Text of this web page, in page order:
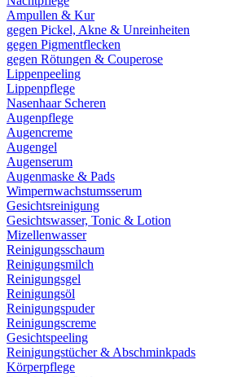
Ampullen & Kur
gegen Pickel, Akne & Unreinheiten
gegen Pigmentflecken
gegen Rötungen & Couperose
Lippenpeeling
Lippenpflege
Nasenhaar Scheren
Augenpflege
Augencreme
Augengel
Augenserum
Augenmaske & Pads
Wimpernwachstumsserum
Gesichtsreinigung
Gesichtswasser, Tonic & Lotion
Mizellenwasser
Reinigungsschaum
Reinigungsmilch
Reinigungsgel
Reinigungsöl
Reinigungspuder
Reinigungscreme
Gesichtspeeling
Reinigungstücher & Abschminkpads
Körperpflege